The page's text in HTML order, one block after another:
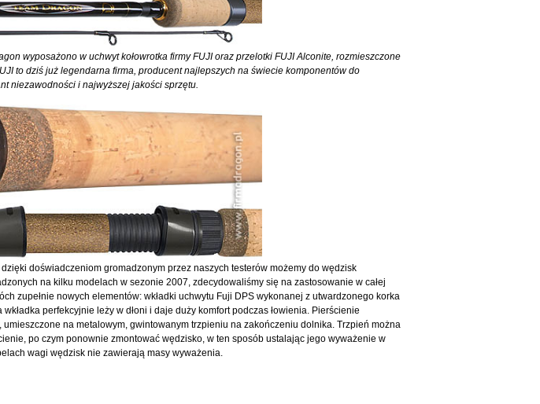
wyposażono w uchwyt kołowrotka firmy FUJI oraz przelotki FUJI Alconite, rozmieszczone
to dziś już legendarna firma, producent najlepszych na świecie komponentów do
niezawodności i najwyższej jakości sprzętu.
doświadczeniom gromadzonym przez naszych testerów możemy do wędzisk
na kilku modelach w sezonie 2007, zdecydowaliśmy się na zastosowanie w całej
zupełnie nowych elementów: wkładki uchwytu Fuji DPS wykonanej z utwardzonego korka
perfekcyjnie leży w dłoni i daje duży komfort podczas łowienia. Pierścienie
na metalowym, gwintowanym trzpieniu na zakończeniu dolnika. Trzpień można
po czym ponownie zmontować wędzisko, w ten sposób ustalając jego wyważenie w
wagi wędzisk nie zawierają masy wyważenia.